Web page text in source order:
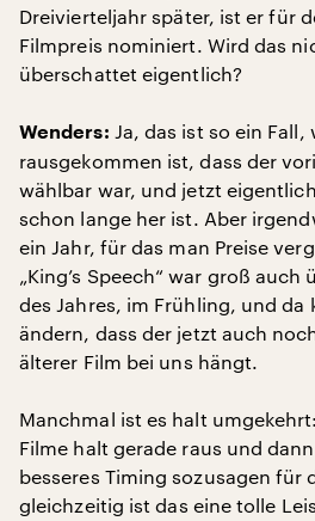
Dreivierteljahr später, ist er für
Filmpreis nominiert. Wird das
überschattet eigentlich?
Wenders: Ja, das ist so ein
rausgekommen ist, dass der
wählbar war, und jetzt
schon lange her ist. Aber
ein Jahr, für das man Preise
„King’s Speech“ war groß
des Jahres, im Frühling, und da
ändern, dass der jetzt auch
älterer Film bei uns hängt.
Manchmal ist es halt
Filme halt gerade raus und
besseres Timing sozusagen für
gleichzeitig ist das eine tolle